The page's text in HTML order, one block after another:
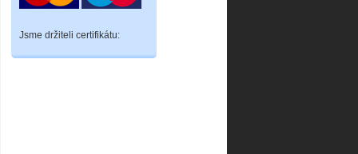
Jsme držiteli certifikátu: